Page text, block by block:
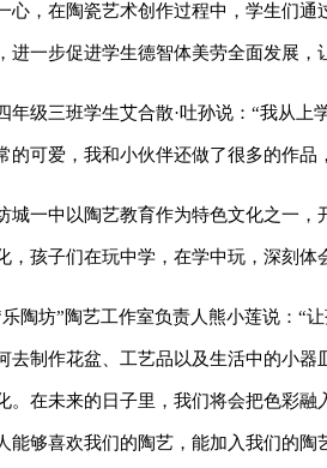
心，在陶瓷艺术创作过程中，学生们
进一步促进学生德智体美劳全面发展
年级三班学生艾合散·吐孙说：“我从
的可爱，我和小伙伴还做了很多的作
城一中以陶艺教育作为特色文化之一
，孩子们在玩中学，在学中玩，深刻
陶坊”陶艺工作室负责人熊小莲说：“
去制作花盆、工艺品以及生活中的小
。在未来的日子里，我们将会把色彩
能够喜欢我们的陶艺，能加入我们的